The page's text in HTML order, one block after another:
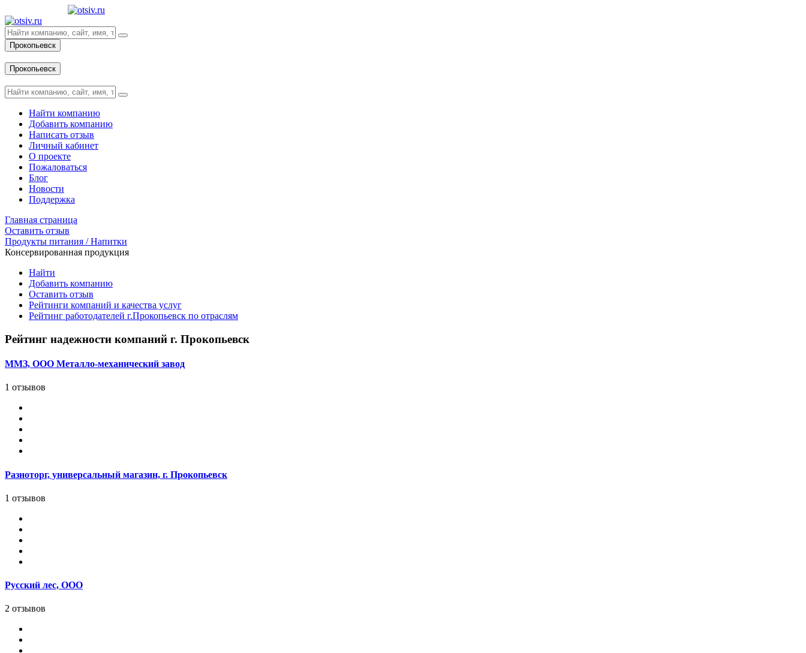
Прокопьевск
Прокопьевск
Найти компанию
Добавить компанию
Написать отзыв
Личный кабинет
О проекте
Пожаловаться
Блог
Новости
Поддержка
Главная страница
Оставить отзыв
Продукты питания / Напитки
Консервированная продукция
Найти
Добавить компанию
Оставить отзыв
Рейтинги компаний и качества услуг
Рейтинг работодателей г.Прокопьевск по отраслям
Рейтинг надежности компаний г. Прокопьевск
ММЗ, ООО Металло-механический завод
1 отзывов
Разноторг, универсальный магазин, г. Прокопьевск
1 отзывов
Русский лес, ООО
2 отзывов